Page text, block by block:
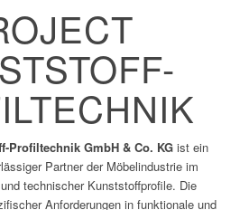
Profiltechnik GmbH & Co. KGist ein
Partner der Möbelindustrie im
technischer Kunststoffprofile. Die
Anforderungen in funktionale und